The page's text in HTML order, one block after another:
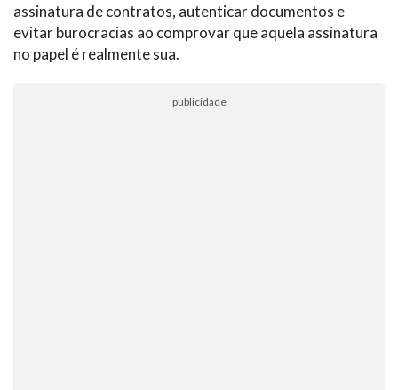
assinatura de contratos, autenticar documentos e
evitar burocracias ao comprovar que aquela assinatura
no papel é realmente sua.
publicidade